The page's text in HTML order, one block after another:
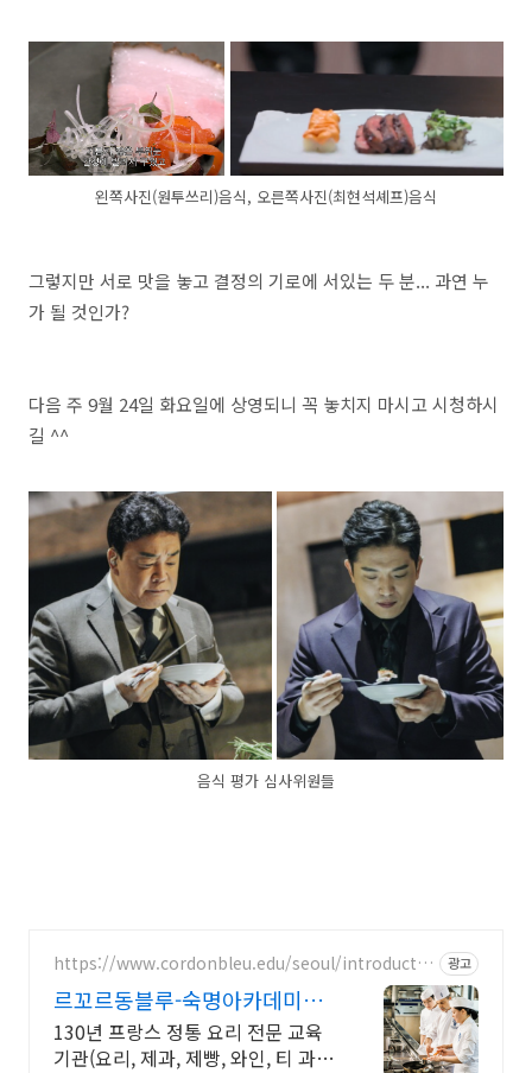
왼쪽사진(원투쓰리)음식, 오른쪽사진(최현석셰프)음식
그렇지만 서로 맛을 놓고 결정의 기로에 서있는 두 분... 과연 누
가 될 것인가?
다음 주 9월 24일 화요일에 상영되니 꼭 놓치지 마시고 시청하시
길 ^^
음식 평가 심사위원들
https://www.cordonbleu.edu/seoul/introductio
광고
르꼬르동블루-숙명아카데미
2026년 4학기 신입생모집
130년 프랑스 정통 요리 전문 교육
기관(요리, 제과, 제빵, 와인, 티 과